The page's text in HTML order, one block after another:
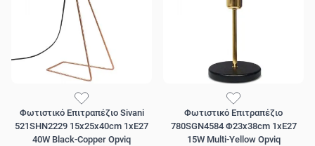
Φωτιστικό Επιτραπέζιο Sivani
521SHN2229 15x25x40cm 1xE27
40W Black-Copper Opviq
Φωτιστικό Επιτραπέζιο
780SGN4584 Φ23x38cm 1xE27
15W Multi-Yellow Opviq